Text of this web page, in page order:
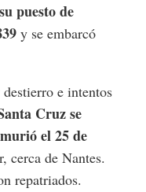
puesto de
y se embarcó
e intentos
Cruz se
el 25 de
cerca de Nantes.
repatriados.